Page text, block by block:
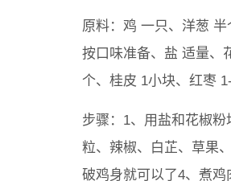
原料：鸡 一只、洋葱
按口味准备、盐 适量、
个、桂皮 1小块、红枣
步骤：1、用盐和花椒
粒、辣椒、白芷、草果
破鸡身就可以了4、煮